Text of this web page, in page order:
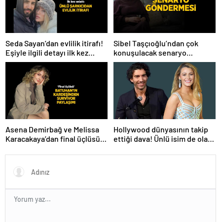
Seda Sayan’dan evlilik itirafı!
Eşiyle ilgili detayı ilk kez
anlattı
Sibel Taşçıoğlu’ndan çok
konuşulacak senaryo
göndermesi! ‘Farklı bir son
düşünürdüm’
Asena Demirbağ ve Melissa
Karacakaya’dan final üçlüsü
Hollywood dünyasının takip
ettiği dava! Ünlü isim de olaya